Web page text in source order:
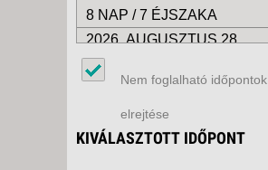
8 NAP / 7 ÉJSZAKA
2026. AUGUSZTUS 28.,
PÉNTEK -
15 NAP / 14 ÉJSZAKA
2026. AUGUSZTUS 28.,
PÉNTEK -
Nem foglalható időpontok
elrejtése
KIVÁLASZTOTT IDŐPONT